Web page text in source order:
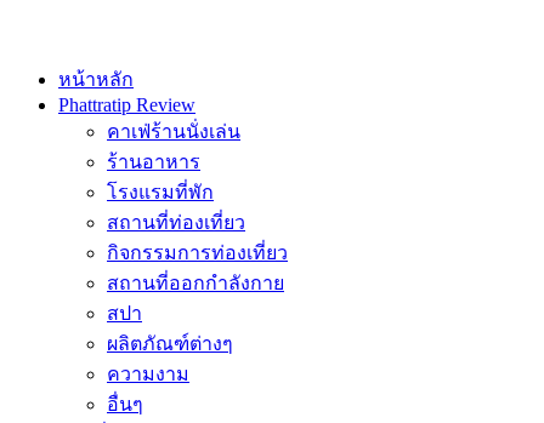
หน้าหลัก
Phattratip Review
คาเฟ่ร้านนั่งเล่น
ร้านอาหาร
โรงแรมที่พัก
สถานที่ท่องเที่ยว
กิจกรรมการท่องเที่ยว
สถานที่ออกกำลังกาย
สปา
ผลิตภัณฑ์ต่างๆ
ความงาม
อื่นๆ